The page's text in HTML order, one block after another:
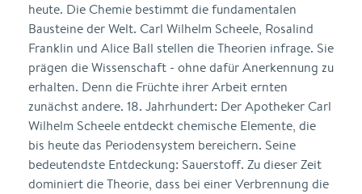
heute. Die Chemie bestimmt die fundamentalen
Bausteine der Welt. Carl Wilhelm Scheele, Rosalind
Franklin und Alice Ball stellen die Theorien infrage. Sie
prägen die Wissenschaft - ohne dafür Anerkennung zu
erhalten. Denn die Früchte ihrer Arbeit ernten
zunächst andere. 18. Jahrhundert: Der Apotheker Carl
Wilhelm Scheele entdeckt chemische Elemente, die
bis heute das Periodensystem bereichern. Seine
bedeutendste Entdeckung: Sauerstoff. Zu dieser Zeit
dominiert die Theorie, dass bei einer Verbrennung die